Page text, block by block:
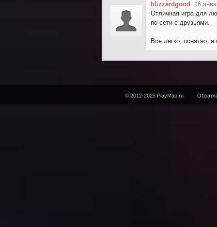
blizzardgood
16
Отличная игра для
по сети с друзьями.
Все лёгко, понятно, а
© 2012-2025 PlayMap.ru